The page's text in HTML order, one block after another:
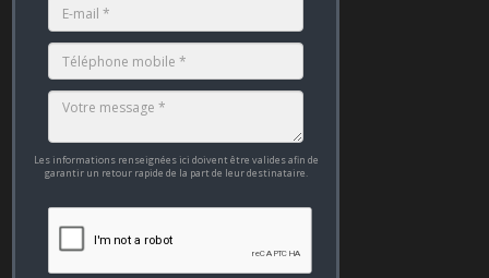
Les informations renseignées ici doivent être valides afin de
garantir un retour rapide de la part de leur destinataire.